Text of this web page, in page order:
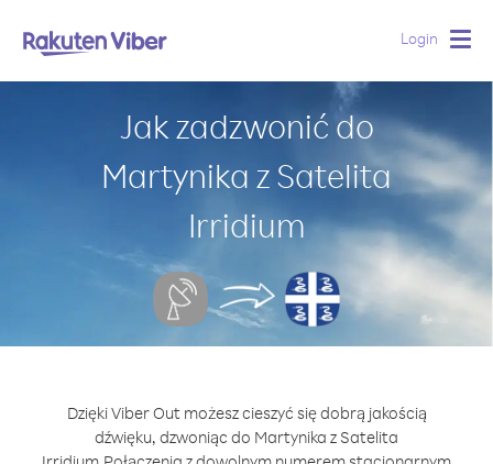
Login
Jak zadzwonić do
Martynika z Satelita
Irridium
Dzięki Viber Out możesz cieszyć się dobrą jakością
dźwięku, dzwoniąc do Martynika z Satelita